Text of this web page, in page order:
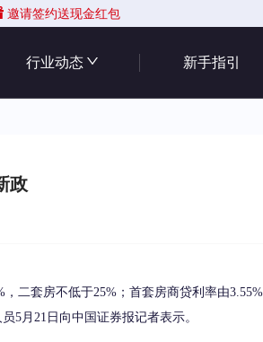
邀请签约送现金红包
行业动态 新手指引
政
套房不低于25%；首套房商贷利率由
5月21日向中国证券报记者表示。